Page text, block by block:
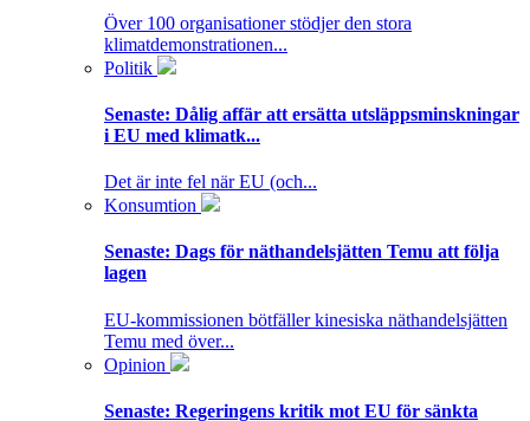
Över 100 organisationer stödjer den stora
klimatdemonstrationen...
Politik
Senaste: Dålig affär att ersätta utsläppsminskningar
i EU med klimatk...
Det är inte fel när EU (och...
Konsumtion
Senaste: Dags för näthandelsjätten Temu att följa
lagen
EU-kommissionen bötfäller kinesiska näthandelsjätten
Temu med över...
Opinion
Senaste: Regeringens kritik mot EU för sänkta